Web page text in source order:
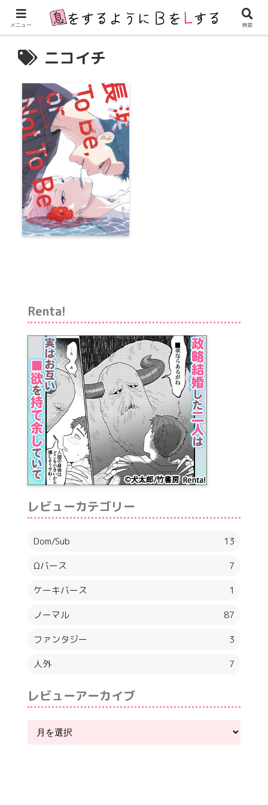
ニコイチ
Renta!
レビューカテゴリー
Dom/Sub
13
Ωバース
7
ケーキバース
1
ノーマル
87
ファンタジー
3
人外
7
レビューアーカイブ
メニュー 検索